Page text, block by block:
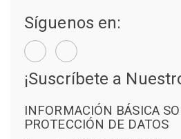
Síguenos en:
¡Suscríbete a
INFORMACIÓN BÁSICA
PROTECCIÓN DE DATOS